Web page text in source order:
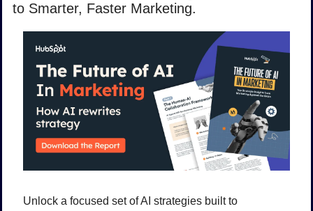
to Smarter, Faster Marketing.
Unlock a focused set of AI strategies built to